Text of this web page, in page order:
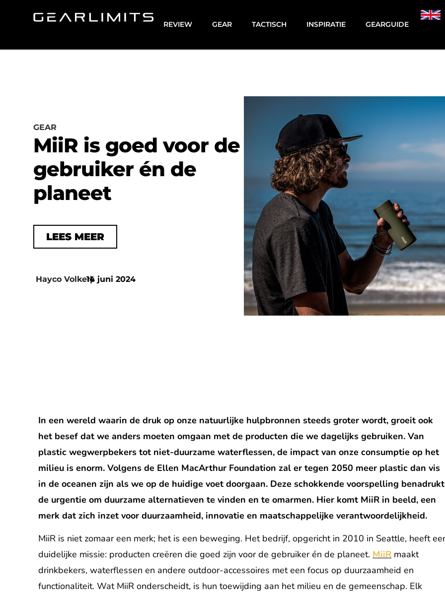
REVIEW GEAR TACTISCH INSPIRATIE GEARGUIDE
GEAR
MiiR is goed voor de
gebruiker én de
planeet
LEES MEER
Hayco Volkers
|
14 juni 2024
In een wereld waarin de druk op onze natuurlijke hulpbronnen steeds groter wordt, groeit ook
het besef dat we anders moeten omgaan met de producten die we dagelijks gebruiken. Van
plastic wegwerpbekers tot niet-duurzame waterflessen, de impact van onze consumptie op het
milieu is enorm. Volgens de Ellen MacArthur Foundation zal er tegen 2050 meer plastic dan vis
in de oceanen zijn als we op de huidige voet doorgaan. Deze schokkende voorspelling benadrukt
de urgentie om duurzame alternatieven te vinden en te omarmen. Hier komt MiiR in beeld, een
merk dat zich inzet voor duurzaamheid, innovatie en maatschappelijke verantwoordelijkheid.
MiiR is niet zomaar een merk; het is een beweging. Het bedrijf, opgericht in 2010 in Seattle, heeft
duidelijke missie: producten creëren die goed zijn voor de gebruiker én de planeet. MiiR maakt
drinkbekers, waterflessen en andere outdoor-accessoires met een focus op duurzaamheid en
functionaliteit. Wat MiiR onderscheidt, is hun toewijding aan het milieu en de gemeenschap. Elk